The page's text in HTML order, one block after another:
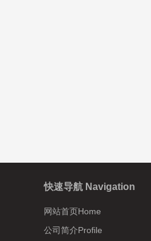
快速导航 Navigation
网站首页Home
公司简介Profile